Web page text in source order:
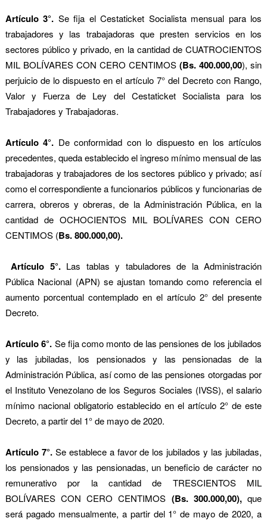
Artículo 3°. Se fija el Cestaticket Socialista mensual para los
trabajadores y las trabajadoras que presten servicios en los
sectores público y privado, en la cantidad de CUATROCIENTOS
MIL BOLÍVARES CON CERO CENTIMOS(Bs. 400.000,00), sin
perjuicio de lo dispuesto en el artículo 7° del Decreto con Rango,
Valor y Fuerza de Ley del Cestaticket Socialista para los
Trabajadores y Trabajadoras.
Artículo 4°. De conformidad con lo dispuesto en los artículos
precedentes, queda establecido el ingreso mínimo mensual de las
trabajadoras y trabajadores de los sectores público y privado; así
como el correspondiente a funcionarios públicos y funcionarias de
carrera, obreros y obreras, de la Administración Pública, en la
cantidad de OCHOCIENTOS MIL BOLÍVARES CON CERO
CENTIMOS (Bs. 800.000,00).
Artículo 5°.Las tablas y tabuladores de la Administración
Pública Nacional (APN) se ajustan tomando como referencia el
aumento porcentual contemplado en el artículo 2° del presente
Decreto.
Artículo 6°. Se fija como monto de las pensiones de los jubilados
y las jubiladas, los pensionados y las pensionadas de la
Administración Pública, así como de las pensiones otorgadas por
el Instituto Venezolano de los Seguros Sociales (IVSS), el salario
mínimo nacional obligatorio establecido en el artículo 2° de este
Decreto, a partir del 1° de mayo de 2020.
Artículo 7°.Se establece a favor de los jubilados y las jubiladas,
los pensionados y las pensionadas, un beneficio de carácter no
remunerativo por la cantidad de TRESCIENTOS MIL
BOLÍVARES CON CERO CENTIMOS (Bs. 300.000,00),que
será pagado mensualmente, a partir del 1° de mayo de 2020, a